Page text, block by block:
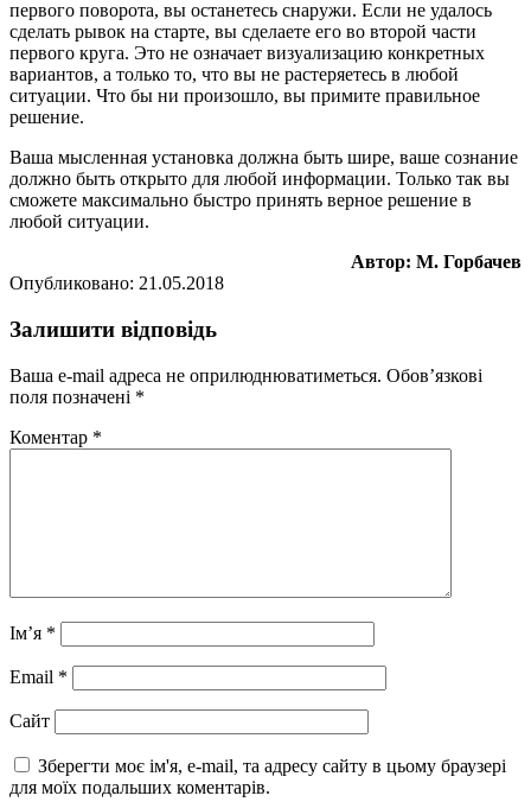
первого поворота, вы останетесь снаружи. Если не удалось
сделать рывок на старте, вы сделаете его во второй части
первого круга. Это не означает визуализацию конкретных
вариантов, а только то, что вы не растеряетесь в любой
ситуации. Что бы ни произошло, вы примите правильное
решение.
Ваша мысленная установка должна быть шире, ваше сознание
должно быть открыто для любой информации. Только так вы
сможете максимально быстро принять верное решение в
любой ситуации.
Автор: М. Горбачев
Опубликовано: 21.05.2018
Залишити відповідь
Ваша e-mail адреса не оприлюднюватиметься. Обов’язкові
поля позначені *
Коментар *
Ім’я *
Email *
Сайт
Зберегти моє ім'я, e-mail, та адресу сайту в цьому браузері
для моїх подальших коментарів.